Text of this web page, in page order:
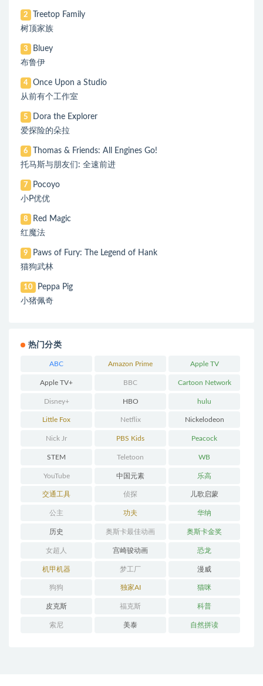
2
Treetop Family
树顶家族
3
Bluey
布鲁伊
4
Once Upon a Studio
从前有个工作室
5
Dora the Explorer
爱探险的朵拉
6
Thomas & Friends: All Engines Go!
托马斯与朋友们: 全速前进
7
Pocoyo
小P优优
8
Red Magic
红魔法
9
Paws of Fury: The Legend of Hank
猫狗武林
10
Peppa Pig
小猪佩奇
热门分类
ABC Amazon Prime Apple TV
Apple TV+ BBC Cartoon Network
Disney+ HBO hulu
Little Fox Netflix Nickelodeon
Nick Jr PBS Kids Peacock
STEM Teletoon WB
YouTube 中国元素 乐高
交通工具 侦探 儿歌启蒙
公主 功夫 华纳
历史 奥斯卡最佳动画 奥斯卡金奖
女超人 宫崎骏动画 恐龙
机甲机器 梦工厂 漫威
狗狗 独家AI 猫咪
皮克斯 福克斯 科普
索尼 美泰 自然拼读